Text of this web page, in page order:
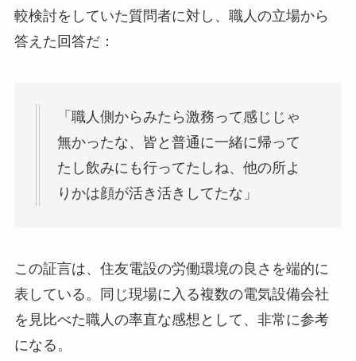
較検討をしていた質問者に対し、職人の立場から
答えた回答だ：
「職人側からみたら激務って感じじゃ
無かったな、皆と普通に一緒に帰って
たし飲みにも行ってたしね、他の所よ
りかは顔が活き活きしてたな」
この証言は、住友電設の労働環境の良さを端的に
表している。同じ現場に入る複数の電気設備会社
を見比べた職人の率直な感想として、非常に参考
になる。